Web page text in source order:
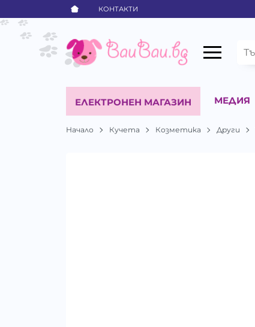
КОНТАКТИ
ЕЛЕКТРОНЕН МАГАЗИН МЕДИЯ
Начало Кучета Козметика Други